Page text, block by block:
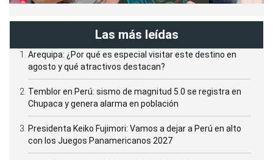
Las más leídas
Arequipa: ¿Por qué es especial visitar este destino en
agosto y qué atractivos destacan?
Temblor en Perú: sismo de magnitud 5.0 se registra en
Chupaca y genera alarma en población
Presidenta Keiko Fujimori: Vamos a dejar a Perú en alto
con los Juegos Panamericanos 2027